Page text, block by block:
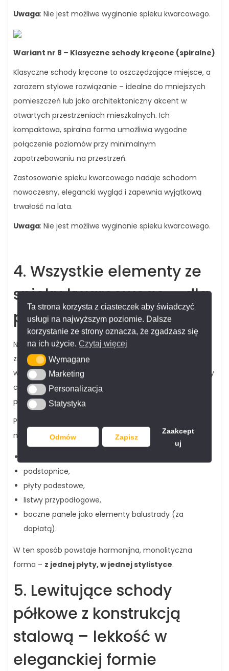
Ta strona korzysta z ciasteczek aby świadczyć
usługi na najwyższym poziomie. Dalsze
korzystanie ze strony oznacza, że zgadzasz się
na ich użycie. Czytaj więcej
WymaganeWymagane
MarketingMarketing
Personalizacja
Personalizacja
StatystykaStatystyka
Odmów Zapisz
Zaakcept
uj
Uwaga: Nie jest możliwe wyginanie spieku kwarcowego.
Wariant nr 8 – Klasyczne schody kręcone (spiralne)
Klasyczne schody kręcone to oszczędzające miejsce, a
zarazem stylowe rozwiązanie – idealne do mniejszych
pomieszczeń lub jako architektoniczny akcent w
otwartych przestrzeniach mieszkalnych. Ich
kompaktowa, spiralna forma umożliwia wygodne
połączenie poziomów przy minimalnym
zapotrzebowaniu na przestrzeń.
Zastosowanie spieku kwarcowego nadaje schodom
nowoczesny, elegancki wygląd i zapewnia wyjątkową
trwałość na lata.
Uwaga: Nie jest możliwe wyginanie spieku kwarcowego.
4. Wszystkie elementy ze
spieku kwarcowego – dla
perfekcyjnej spójności
Nasze schodowe rozwiązania ze spieku kwarcowego to
znacznie więcej niż same stopnie. Na życzenie
wykonujemywszystkie widoczne elementy
– tak, aby
całość prezentowała się jednolicie, elegancko i
premium.
Poniżej przedstawiamy przykładowe elementy jakie
możemy wykonać ze spieku kwarcowego:
podstopnice,
płyty podestowe,
listwy przypodłogowe,
boczne panele jako elementy balustrady (za
dopłatą).
W ten sposób powstaje harmonijna, monolityczna
forma – z jednej płyty, w jednej stylistyce.
5. Lewitujące schody
półkowe z konstrukcją
stalową – lekkość w
eleganckiej formie